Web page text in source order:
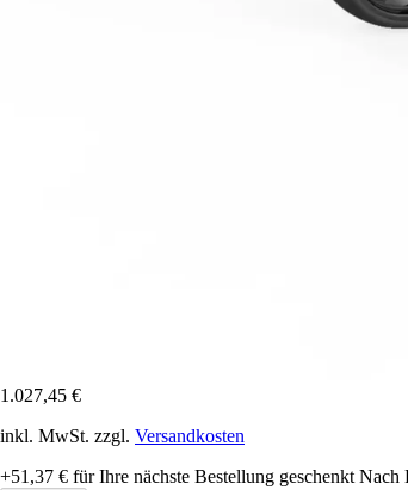
1.027,45 €
inkl. MwSt. zzgl. Versandkosten
+51,37 € für Ihre nächste Bestellung geschenkt Nach